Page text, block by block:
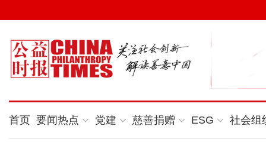
首页 要闻热点 党建 慈善捐赠 ESG 社会组